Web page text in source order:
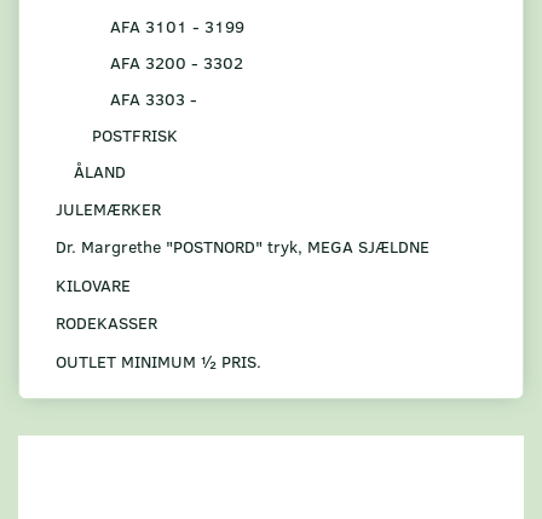
AFA 3101 - 3199
AFA 3200 - 3302
AFA 3303 -
POSTFRISK
ÅLAND
JULEMÆRKER
Dr. Margrethe "POSTNORD" tryk, MEGA SJÆLDNE
KILOVARE
RODEKASSER
OUTLET MINIMUM ½ PRIS.